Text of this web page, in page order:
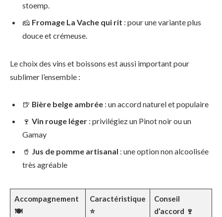
stoemp.
🧀 Fromage La Vache qui rit : pour une variante plus
douce et crémeuse.
Le choix des vins et boissons est aussi important pour
sublimer l’ensemble :
🍺 Bière belge ambrée : un accord naturel et populaire
🍷 Vin rouge léger : privilégiez un Pinot noir ou un
Gamay
🥤 Jus de pomme artisanal : une option non alcoolisée
très agréable
Accompagnement
🍽️
Caractéristique
⭐
Conseil
d’accord 🍷